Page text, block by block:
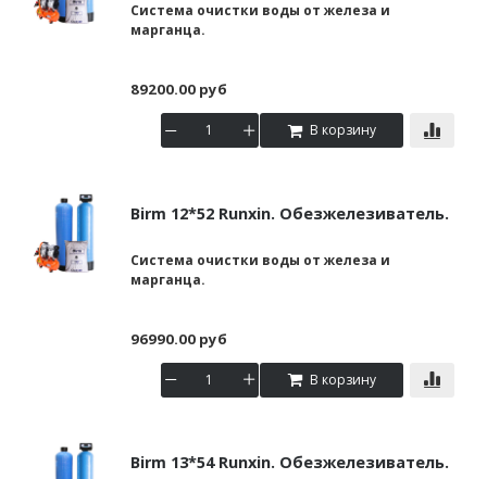
Система очистки воды от железа и
марганца.
89200.00 руб
В корзину
Birm 12*52 Runxin. Обезжелезиватель.
Система очистки воды от железа и
марганца.
96990.00 руб
В корзину
Birm 13*54 Runxin. Обезжелезиватель.